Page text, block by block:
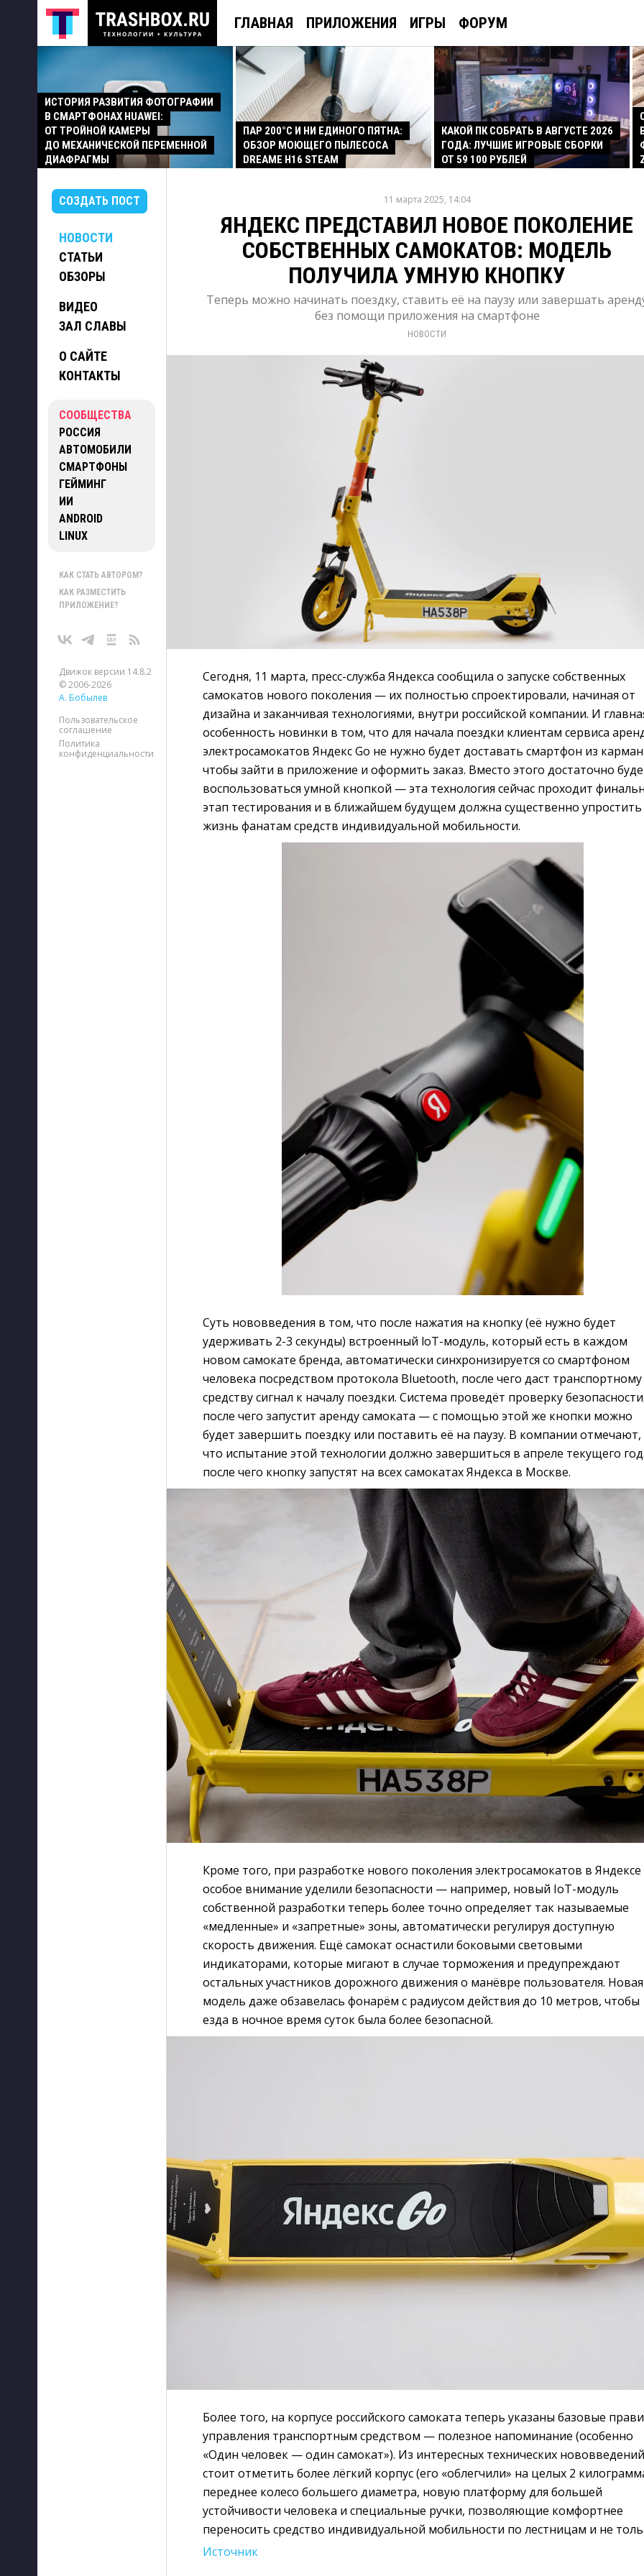
ГЛАВНАЯ ПРИЛОЖЕНИЯ ИГРЫ ФОРУМ
ИСТОРИЯ РАЗВИТИЯ ФОТОГРАФИИ
В СМАРТФОНАХ HUAWEI:
ОТ ТРОЙНОЙ КАМЕРЫ
ДО МЕХАНИЧЕСКОЙ ПЕРЕМЕННОЙ
ДИАФРАГМЫ
ПАР 200°C И НИ ЕДИНОГО ПЯТНА:
ОБЗОР МОЮЩЕГО ПЫЛЕСОСА
DREAME H16 STEAM
КАКОЙ ПК СОБРАТЬ В АВГУСТЕ 2026
ГОДА: ЛУЧШИЕ ИГРОВЫЕ СБОРКИ
ОТ 59 100 РУБЛЕЙ
СОЗДАТЬ ПОСТ
НОВОСТИ
СТАТЬИ
ОБЗОРЫ
ВИДЕО
ЗАЛ СЛАВЫ
О САЙТЕ
КОНТАКТЫ
СООБЩЕСТВА
РОССИЯ
АВТОМОБИЛИ
СМАРТФОНЫ
ГЕЙМИНГ
ИИ
ANDROID
LINUX
КАК СТАТЬ АВТОРОМ?
КАК РАЗМЕСТИТЬ
ПРИЛОЖЕНИЕ?
Движок версии 14.8.2
© 2006-2026
А. Бобылев
Пользовательское
соглашение
Политика
конфиденциальности
11 марта 2025, 14:04
ЯНДЕКС ПРЕДСТАВИЛ НОВОЕ ПОКОЛЕНИЕ
СОБСТВЕННЫХ САМОКАТОВ: МОДЕЛЬ
ПОЛУЧИЛА УМНУЮ КНОПКУ
Теперь можно начинать поездку, ставить её на паузу или завершать
без помощи приложения на смартфоне
НОВОСТИ
Сегодня, 11 марта, пресс-служба Яндекса сообщила о запуске собственных
самокатов нового поколения — их полностью спроектировали, начиная от
дизайна и заканчивая технологиями, внутри российской компании. И
особенность новинки в том, что для начала поездки клиентам сервиса
электросамокатов Яндекс Go не нужно будет доставать смартфон из
чтобы зайти в приложение и оформить заказ. Вместо этого достаточно
воспользоваться умной кнопкой — эта технология сейчас проходит
этап тестирования и в ближайшем будущем должна существенно упростить
жизнь фанатам средств индивидуальной мобильности.
Суть нововведения в том, что после нажатия на кнопку (её нужно будет
удерживать 2-3 секунды) встроенный loT-модуль, который есть в каждом
новом самокате бренда, автоматически синхронизируется со смартфоном
человека посредством протокола Bluetooth, после чего даст транспортному
средству сигнал к началу поездки. Система проведёт проверку
после чего запустит аренду самоката — с помощью этой же кнопки можно
будет завершить поездку или поставить её на паузу. В компании отмечают,
что испытание этой технологии должно завершиться в апреле текущего
после чего кнопку запустят на всех самокатах Яндекса в Москве.
Кроме того, при разработке нового поколения электросамокатов в Яндексе
особое внимание уделили безопасности — например, новый IoT-модуль
собственной разработки теперь более точно определяет так называемые
«медленные» и «запретные» зоны, автоматически регулируя доступную
скорость движения. Ещё самокат оснастили боковыми световыми
индикаторами, которые мигают в случае торможения и предупреждают
остальных участников дорожного движения о манёвре пользователя. Новая
модель даже обзавелась фонарём с радиусом действия до 10 метров, чтобы
езда в ночное время суток была более безопасной.
Более того, на корпусе российского самоката теперь указаны базовые
управления транспортным средством — полезное напоминание (особенно
«Один человек — один самокат»). Из интересных технических нововведений
стоит отметить более лёгкий корпус (его «облегчили» на целых 2
переднее колесо большего диаметра, новую платформу для большей
устойчивости человека и специальные ручки, позволяющие комфортнее
переносить средство индивидуальной мобильности по лестницам и не
Источник